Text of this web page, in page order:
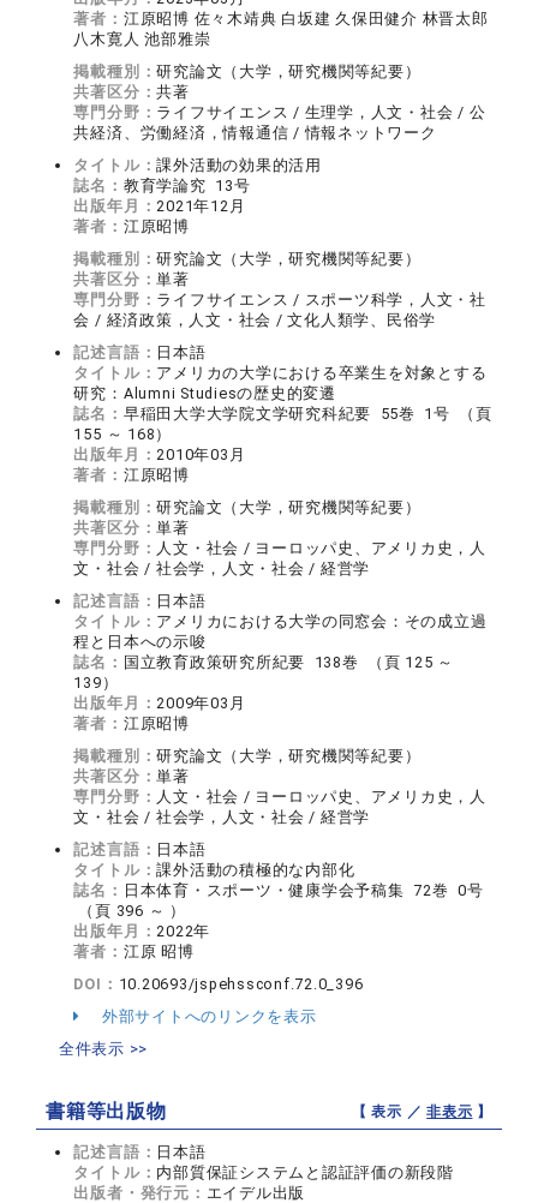
著者： 江原昭博 佐々木靖典 白坂建 久保田健介 林晋太郎
八木寛人 池部雅崇
掲載種別：研究論文（大学，研究機関等紀要）
共著区分：共著
専門分野： ライフサイエンス / 生理学，人文・社会 / 公
共経済、労働経済，情報通信 / 情報ネットワーク
タイトル：課外活動の効果的活用
誌名： 教育学論究 13号
出版年月：2021年12月
著者： 江原昭博
掲載種別：研究論文（大学，研究機関等紀要）
共著区分：単著
専門分野： ライフサイエンス / スポーツ科学，人文・社
会 / 経済政策，人文・社会 / 文化人類学、民俗学
記述言語： 日本語
タイトル： アメリカの大学における卒業生を対象とする
研究：Alumni Studiesの歴史的変遷
誌名： 早稲田大学大学院文学研究科紀要 55巻 1号 （頁
155 ～ 168）
出版年月：2010年03月
著者： 江原昭博
掲載種別：研究論文（大学，研究機関等紀要）
共著区分：単著
専門分野： 人文・社会 / ヨーロッパ史、アメリカ史，人
文・社会 / 社会学，人文・社会 / 経営学
記述言語： 日本語
タイトル： アメリカにおける大学の同窓会：その成立過
程と日本への示唆
誌名： 国立教育政策研究所紀要 138巻 （頁 125 ～
139）
出版年月：2009年03月
著者： 江原昭博
掲載種別：研究論文（大学，研究機関等紀要）
共著区分：単著
専門分野： 人文・社会 / ヨーロッパ史、アメリカ史，人
文・社会 / 社会学，人文・社会 / 経営学
記述言語： 日本語
タイトル：課外活動の積極的な内部化
誌名： 日本体育・スポーツ・健康学会予稿集 72巻 0号
（頁 396 ～ ）
出版年月：2022年
著者： 江原 昭博
DOI： 10.20693/jspehssconf.72.0_396
外部サイトへのリンクを表示
全件表示 >>
書籍等出版物 【 表示 ／非表示 】
記述言語： 日本語
タイトル： 内部質保証システムと認証評価の新段階
出版者・発行元： エイデル出版